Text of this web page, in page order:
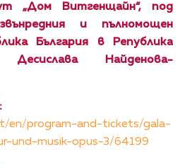
„Дом Витгенщайн“, под
и пълномощен
България в Република
Найденова-
en/program-and-tickets/gala-
und-musik-opus-3/64199